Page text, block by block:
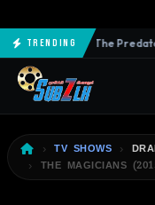
Trending
NEW The
TV SHOWS
THE MAGICIANS